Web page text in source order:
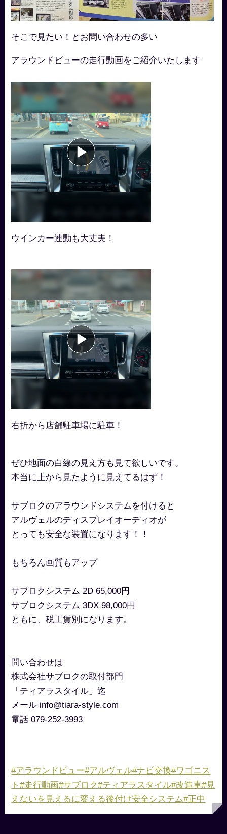
そこで見たい！とお問い合わせの多い
アラウンドビューの走行動画をご紹介いたします
ウインカー連動も大丈夫！
右折から店舗駐車場に駐車！
ぜひ地面の白線の見え方も見て欲しいです。
本当に上から見たように見えてるはず！
サブロクのアラウンドシステムを付けると
アルヴェルのディスプレイオーディオが
とっても安全な装置になります！！
もちろん画質もアップ
サブロクシステム 2D 65,000円
サブロクシステム 3DX 98,000円
ともに、税工賃別になります。
問い合わせは
株式会社サブロクの取付部門
「ティアラスタイル」迄
メール info@tiara-style.com
電話 079-252-3993
#アラウンドビュー#アルヴェル#ナビ交換#ワゴニス
ト#走行動画#サブロク#ティアラスタイル#改造車#見
えないを見えるに変える後付け安全システム#正中